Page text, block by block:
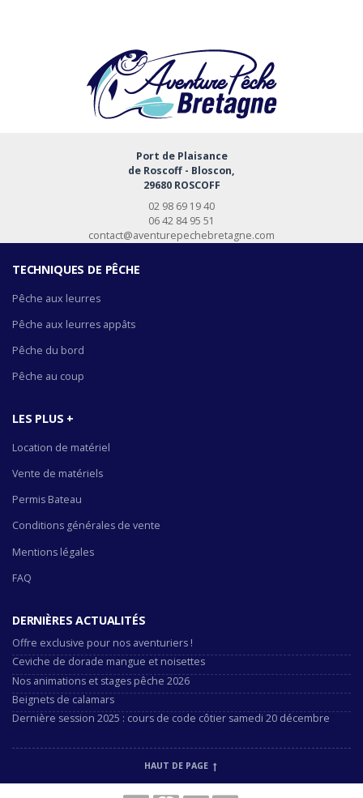
Port de Plaisance
de Roscoff - Bloscon,
29680 ROSCOFF
02 98 69 19 40
06 42 84 95 51
contact@aventurepechebretagne.com
TECHNIQUES DE PÊCHE
Pêche aux leurres
Pêche aux leurres appâts
Pêche du bord
Pêche au coup
LES PLUS +
Location de matériel
Vente de matériels
Permis Bateau
Conditions générales de vente
Mentions légales
FAQ
DERNIÈRES ACTUALITÉS
Offre exclusive pour nos aventuriers !
Ceviche de dorade mangue et noisettes
Nos animations et stages pêche 2026
Beignets de calamars
Dernière session 2025 : cours de code côtier samedi 20 décembre
HAUT DE PAGE